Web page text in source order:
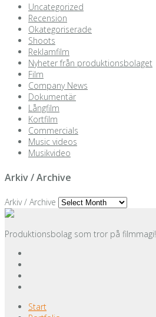
Uncategorized
Recension
Okategoriserade
Shoots
Reklamfilm
Nyheter från produktionsbolaget
Film
Company News
Dokumentär
Långfilm
Kortfilm
Commercials
Music videos
Musikvideo
Arkiv / Archive
Arkiv / Archive
Produktionsbolag som tror på filmmagi!
Start